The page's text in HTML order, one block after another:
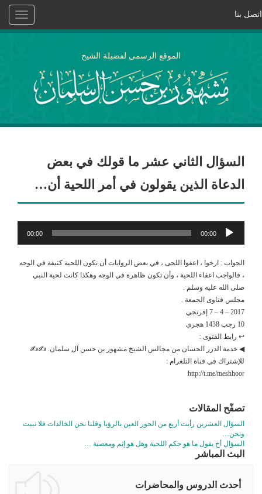
Toggle
اتصل بنا
الموقع الرسمي لفضيلة الشيخ
السؤال الثاني عشر ما قولك في بعض
الدعاة الذين يقولون في أمر اللحية أن…
مشغل
الصوت
00:00
00:00
الجواب : ارخوا ، اعفوا اللحى ، في بعض الروايات أن تكون اللحية كثيفة في الوجه
، فالواجب اعفاء اللحية ، وأن تكون ظاهرة في الوجه وهكذا كانت لحية النبي
صلى الله عليه وسلم .
مجلس فتاوى الجمعة .
2017 – 4 – 7 إفرنجي
10 رجب 1438 هجري
↩ رابط الفتوى :
◀ خدمة الدرر الحسان من مجالس الشيخ مشهور بن حسن آل سلمان. ✍✍
للإشتراك في قناة التلغرام :
http://t.me/meshhoor
تصفّح المقالات
السؤال العشرين رأيت أربع من الحور العين بالرؤيا وقلنا نحن الخالدات فلا نبيت
ونحن…
السؤال أخ يقول ما هو حكم اللحية وهل هو إثم ومعصية …
البث المباشر
أحدث الدروس والمحاضرات